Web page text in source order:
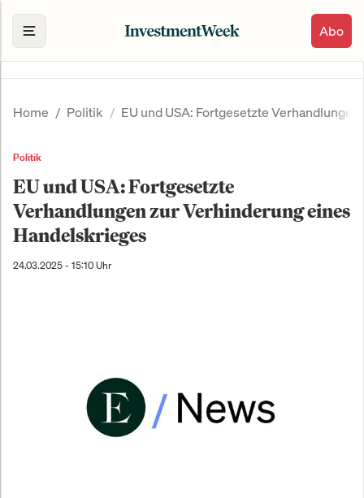
Abo
Home Politik EU und USA: Fortgesetzte
Politik
EU und USA: Fortgesetzte
Verhandlungen zur Verhinderung eines
Handelskrieges
24.03.2025 - 15:10 Uhr